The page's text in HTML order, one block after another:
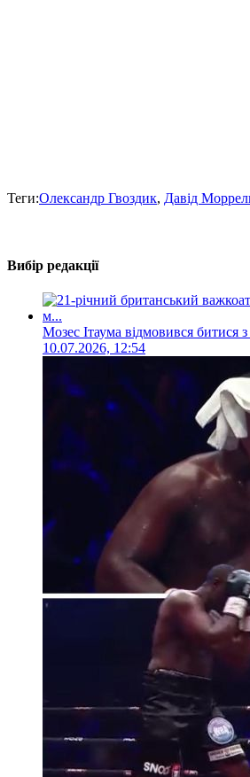
Теги:Олександр Гвоздик, Давід
Вибір редакції
Мозес Ітаума відмовився битися
10.07.2026, 12:54